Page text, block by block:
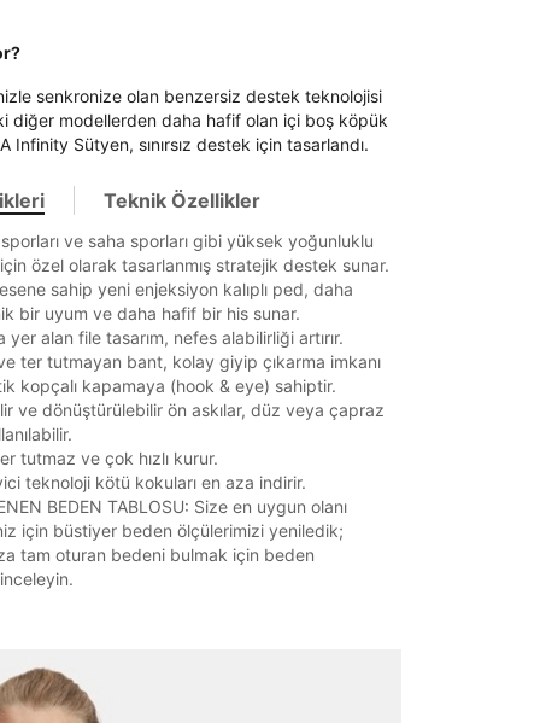
senkronize olan benzersiz destek teknolojisi
diğer modellerden daha hafif olan içi boş köpük
Infinity Sütyen, sınırsız destek için tasarlandı.
Teknik Özellikler
ve saha sporları gibi yüksek yoğunluklu
özel olarak tasarlanmış stratejik destek sunar.
sahip yeni enjeksiyon kalıplı ped, daha
bir uyum ve daha hafif bir his sunar.
yer alan file tasarım, nefes alabilirliği artırır.
ter tutmayan bant, kolay giyip çıkarma imkanı
kopçalı kapamaya (hook & eye) sahiptir.
ve dönüştürülebilir ön askılar, düz veya çapraz
tutmaz ve çok hızlı kurur.
teknoloji kötü kokuları en aza indirir.
BEDEN TABLOSU: Size en uygun olanı
için büstiyer beden ölçülerimizi yeniledik;
tam oturan bedeni bulmak için beden